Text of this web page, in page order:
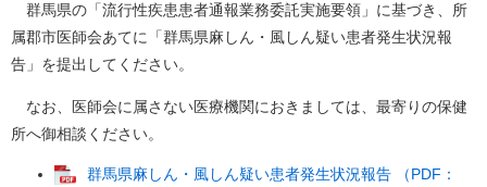
群馬県の「流行性疾患患者通報業務委託実施要領」に基づき、所
属郡市医師会あてに「群馬県麻しん・風しん疑い患者発生状況報
告」を提出してください。
なお、医師会に属さない医療機関におきましては、最寄りの保健
所へ御相談ください。
群馬県麻しん・風しん疑い患者発生状況報告 （PDF：